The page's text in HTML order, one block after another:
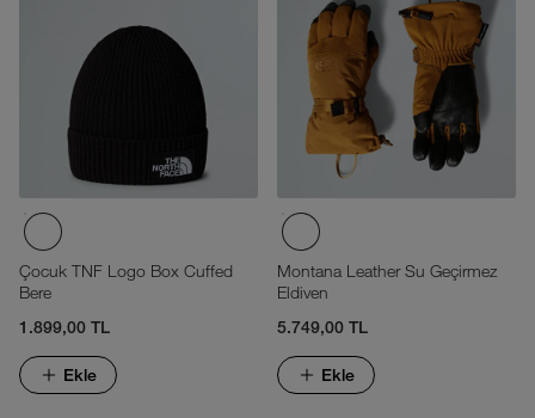
Çocuk TNF Logo Box Cuffed
Bere
1.899,00 TL
Ekle
Montana Leather Su Geçirmez
Eldiven
5.749,00 TL
Ekle